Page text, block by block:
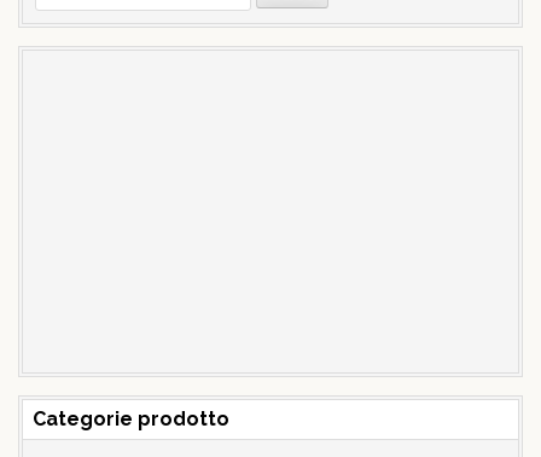
per:
Categorie prodotto